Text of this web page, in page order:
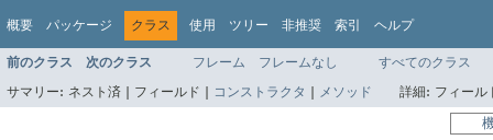
概要 パッケージ クラス 使用 ツリー 非推奨 索引 ヘルプ
前のクラス 次のクラス フレーム フレームなし
すべてのクラス
サマリー: ネスト済 | フィールド | コンストラクタ | メソッド 詳細: フィー